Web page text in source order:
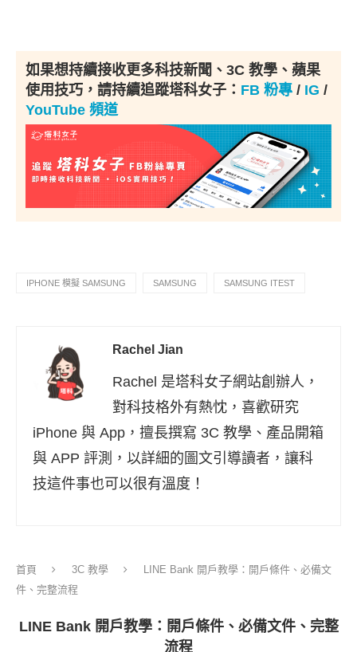
如果想持續接收更多科技新聞、3C 教學、蘋果
使用技巧，請持續追蹤塔科女子： FB 粉專 / IG /
YouTube 頻道
IPHONE 模擬 SAMSUNG SAMSUNG SAMSUNG ITEST
Rachel Jian
Rachel 是塔科女子網站創辦人，
對科技格外有熱忱，喜歡研究
iPhone 與 App，擅長撰寫 3C 教學、產品開箱
與 APP 評測，以詳細的圖文引導讀者，讓科
技這件事也可以很有溫度！
首頁 3C 教學
LINE Bank 開戶教學：開戶條件、必備文
件、完整流程
LINE Bank 開戶教學：開戶條件、必備文件、完整
流程